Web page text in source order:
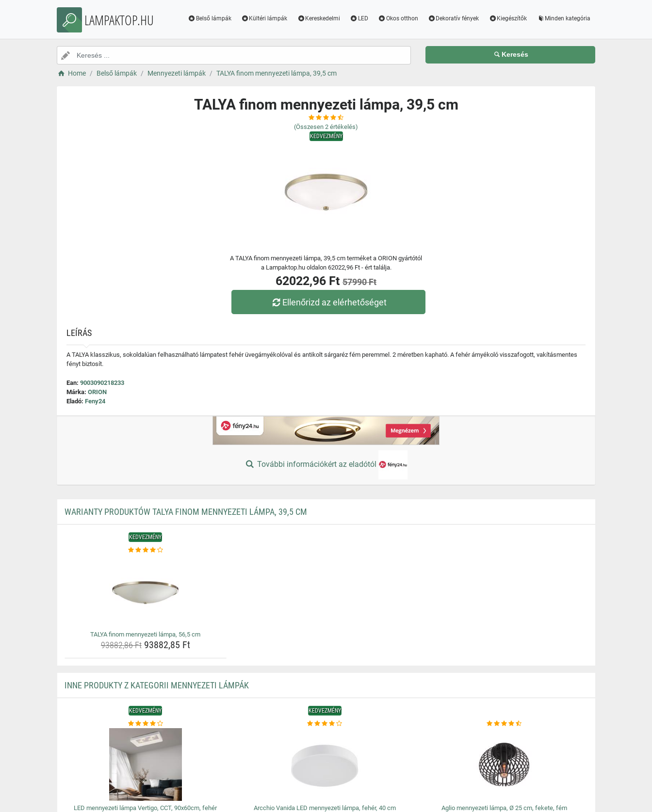
LAMPAKTOP.HU Belső lámpák Kültéri lámpák Kereskedelmi LED Okos otthon Dekoratív fények Kiegészítők Minden kategória
Keresés
Home Belső lámpák Mennyezeti lámpák TALYA finom mennyezeti lámpa, 39,5 cm
TALYA finom mennyezeti lámpa, 39,5 cm
(Összesen 2 értékelés)
KEDVEZMÉNY
A TALYA finom mennyezeti lámpa, 39,5 cm terméket a ORION gyártótól
a Lampaktop.hu oldalon 62022,96 Ft - ért találja.
62022,96 Ft 57990 Ft
Ellenőrizd az elérhetőséget
LEÍRÁS
A TALYA klasszikus, sokoldalúan felhasználható lámpatest fehér üvegárnyékolóval és antikolt sárgaréz fém peremmel. 2 méretben kapható. A fehér árnyékoló visszafogott, vakításmentes
fényt biztosít.
Ean: 9003090218233
Márka: ORION
Eladó: Feny24
További információkért az eladótól
WARIANTY PRODUKTÓW TALYA FINOM MENNYEZETI LÁMPA, 39,5 CM
KEDVEZMÉNY
TALYA finom mennyezeti lámpa, 56,5 cm
93882,86 Ft93882,85 Ft
INNE PRODUKTY Z KATEGORII MENNYEZETI LÁMPÁK
KEDVEZMÉNY
LED mennyezeti lámpa Vertigo, CCT, 90x60cm, fehér
KEDVEZMÉNY
Arcchio Vanida LED mennyezeti lámpa, fehér, 40 cm Aglio mennyezeti lámpa, Ø 25 cm, fekete, fém